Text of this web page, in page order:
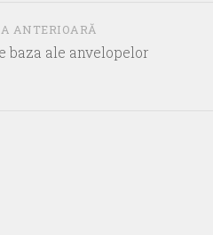
ANTERIOARĂ
baza ale anvelopelor